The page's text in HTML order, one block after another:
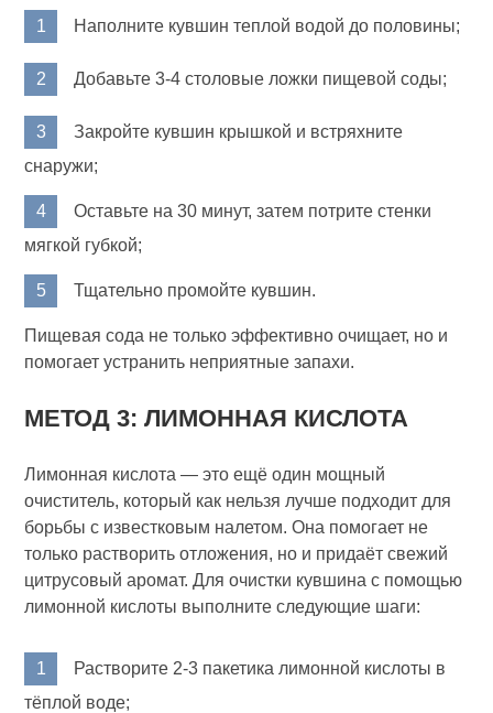
Наполните кувшин теплой водой до половины;
Добавьте 3-4 столовые ложки пищевой соды;
Закройте кувшин крышкой и встряхните
снаружи;
Оставьте на 30 минут, затем потрите стенки
мягкой губкой;
Тщательно промойте кувшин.
Пищевая сода не только эффективно очищает, но и
помогает устранить неприятные запахи.
МЕТОД 3: ЛИМОННАЯ КИСЛОТА
Лимонная кислота — это ещё один мощный
очиститель, который как нельзя лучше подходит для
борьбы с известковым налетом. Она помогает не
только растворить отложения, но и придаёт свежий
цитрусовый аромат. Для очистки кувшина с помощью
лимонной кислоты выполните следующие шаги:
Растворите 2-3 пакетика лимонной кислоты в
тёплой воде;